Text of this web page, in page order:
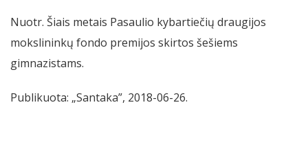
Nuotr. Šiais metais Pasaulio kybartiečių draugijos
mokslininkų fondo premijos skirtos šešiems
gimnazistams.
Publikuota: „Santaka”, 2018-06-26.